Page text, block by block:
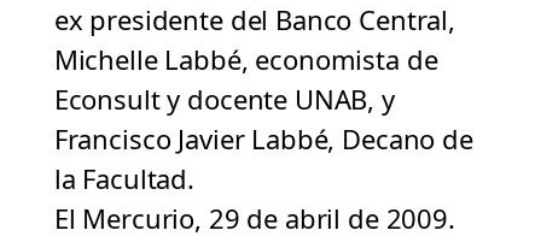
ex presidente del Banco Central,
Michelle Labbé, economista de
Econsult y docente UNAB, y
Francisco Javier Labbé, Decano de
la Facultad.
El Mercurio, 29 de abril de 2009.